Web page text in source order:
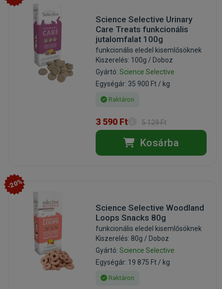
Science Selective Urinary
Care Treats funkcionális
jutalomfalat 100g
funkcionális eledel kisemlősöknek
Kiszerelés: 100g / Doboz
Gyártó: Science Selective
Egységár: 35 900 Ft / kg
Raktáron
3 590 Ft 5 129 Ft
Kosárba
-20%
Science Selective Woodland
Loops Snacks 80g
funkcionális eledel kisemlősöknek
Kiszerelés: 80g / Doboz
Gyártó: Science Selective
Egységár: 19 875 Ft / kg
Raktáron